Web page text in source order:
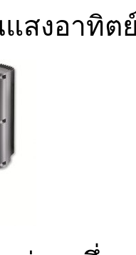
สงอาทิต